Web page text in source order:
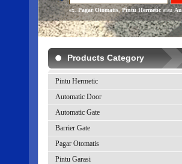
ex. Pagar Otomatis,Pintu Hermeticatau
Products Category
Pintu Hermetic
Automatic Door
Automatic Gate
Barrier Gate
Pagar Otomatis
Pintu Garasi